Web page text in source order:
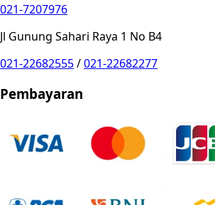
021-7207976
Jl Gunung Sahari Raya 1 No B4
021-22682555/021-22682277
Pembayaran